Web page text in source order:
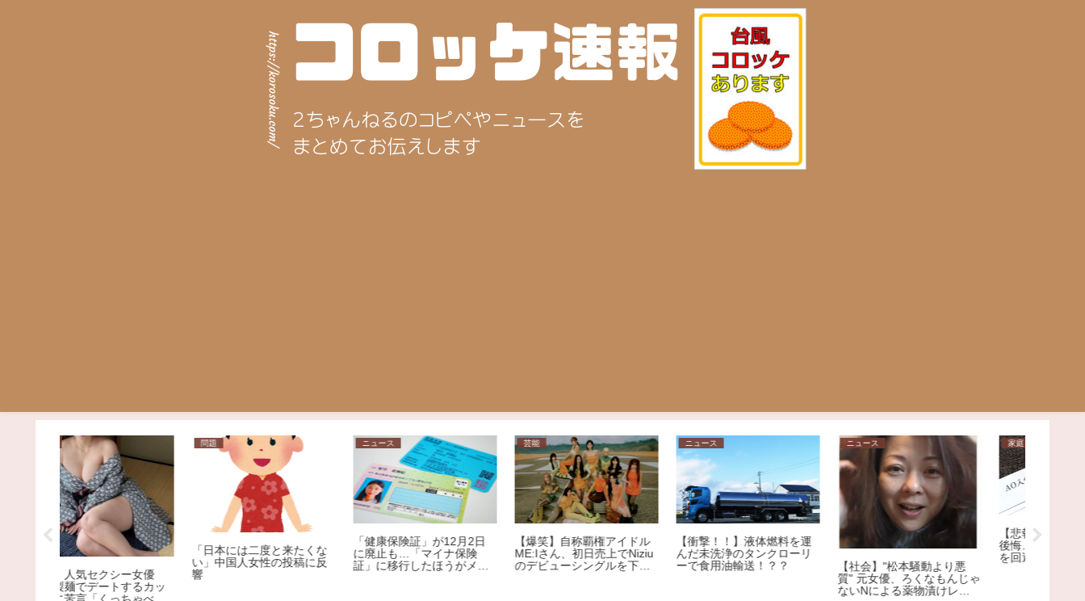
ニュース
【衝撃！！】液体燃料を運
んだ未洗浄のタンクローリ
ニュース
【社会】"松本騒動より悪
家庭
【悲報】18歳女子高生が大
後悔…大学の「一般入試」
を回避して起きた「残念す
ぎる悲劇」
ニュース
【訃報】コンカフェ嬢
（19）、客のガチ恋おぢ
（32）にメッタ刺しにされ
男が確実に落ちる女の仕草
ランキング！1位の破壊力が
ヤバすぎる…
問題
「センス磨いてやるからこ
いよ」高市早苗首相の服装
【結婚】